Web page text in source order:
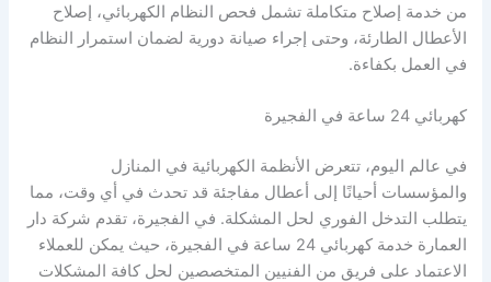
من خدمة إصلاح متكاملة تشمل فحص النظام الكهربائي، إصلاح
الأعطال الطارئة، وحتى إجراء صيانة دورية لضمان استمرار النظام
في العمل بكفاءة.
كهربائي 24 ساعة في الفجيرة
في عالم اليوم، تتعرض الأنظمة الكهربائية في المنازل
والمؤسسات أحيانًا إلى أعطال مفاجئة قد تحدث في أي وقت، مما
يتطلب التدخل الفوري لحل المشكلة. في الفجيرة، تقدم شركة دار
العمارة خدمة كهربائي 24 ساعة في الفجيرة، حيث يمكن للعملاء
الاعتماد على فريق من الفنيين المتخصصين لحل كافة المشكلات